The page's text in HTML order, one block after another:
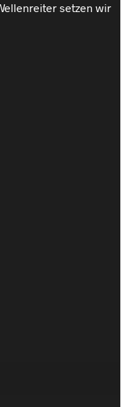
setzen wir